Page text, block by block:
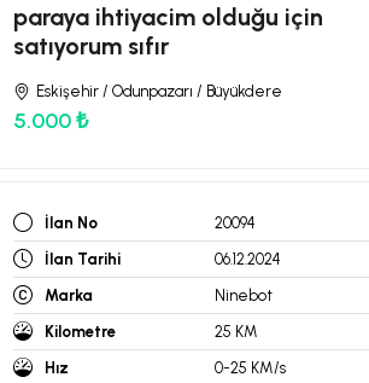
paraya ihtiyacim olduğu için
satıyorum sıfır
Eskişehir / Odunpazarı / Büyükdere
5.000 ₺
İlan No
20094
İlan Tarihi
06.12.2024
Marka
Ninebot
Kilometre
25 KM
Hız
0-25 KM/s